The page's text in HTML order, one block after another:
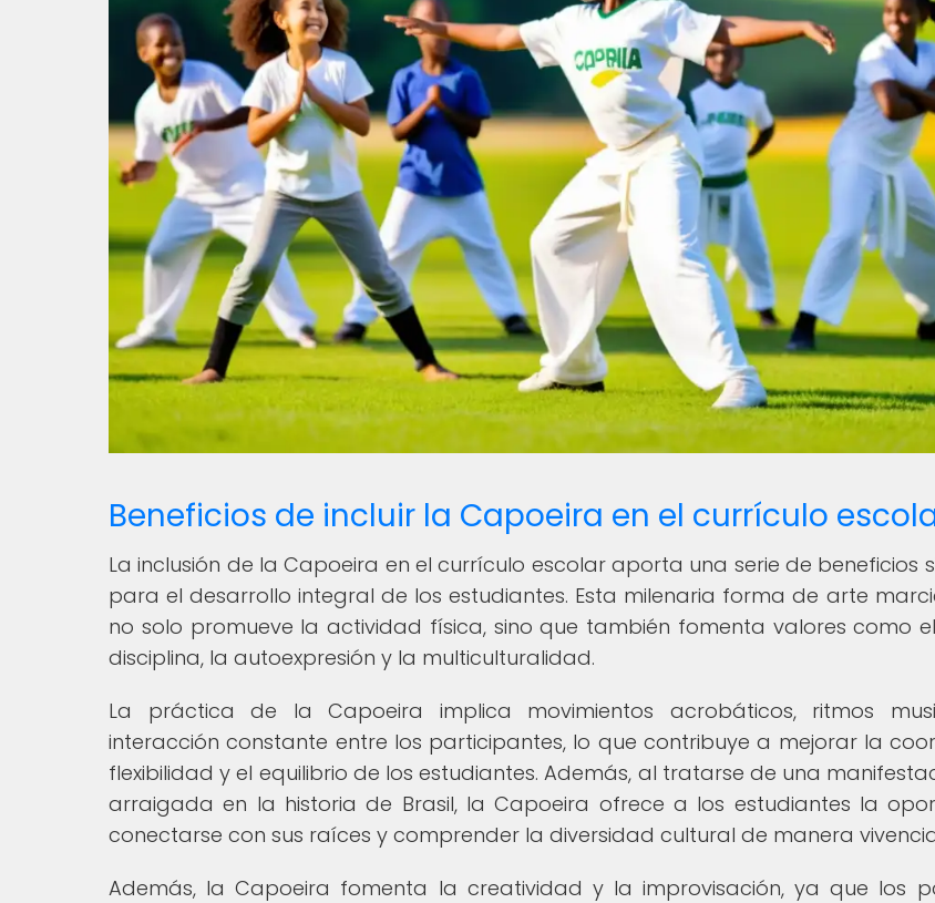
Beneficios de incluir la Capoeira en el currículo
La inclusión de la Capoeira en el currículo escolar aporta una serie de beneficios
para el desarrollo integral de los estudiantes. Esta milenaria forma de arte
no solo promueve la actividad física, sino que también fomenta valores como
disciplina, la autoexpresión y la multiculturalidad.
La práctica de la Capoeira implica movimientos acrobáticos, ritmos
interacción constante entre los participantes, lo que contribuye a mejorar la
flexibilidad y el equilibrio de los estudiantes. Además, al tratarse de una
arraigada en la historia de Brasil, la Capoeira ofrece a los estudiantes la
conectarse con sus raíces y comprender la diversidad cultural de manera
Además, la Capoeira fomenta la creatividad y la improvisación, ya que los